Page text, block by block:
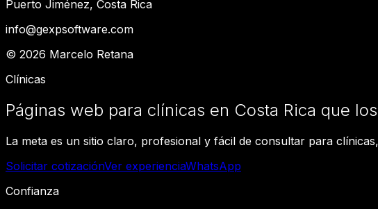
Puerto Jiménez, Costa Rica
info@gexpsoftware.com
© 2026 Marcelo Retana
Clínicas
Páginas web para clínicas en Costa Rica que
La meta es un sitio claro, profesional y fácil de consultar para
Solicitar cotizaciónVer experienciaWhatsApp
Confianza